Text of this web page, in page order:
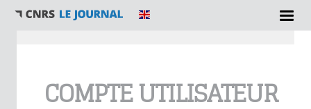
COMPTE UTILISATEUR